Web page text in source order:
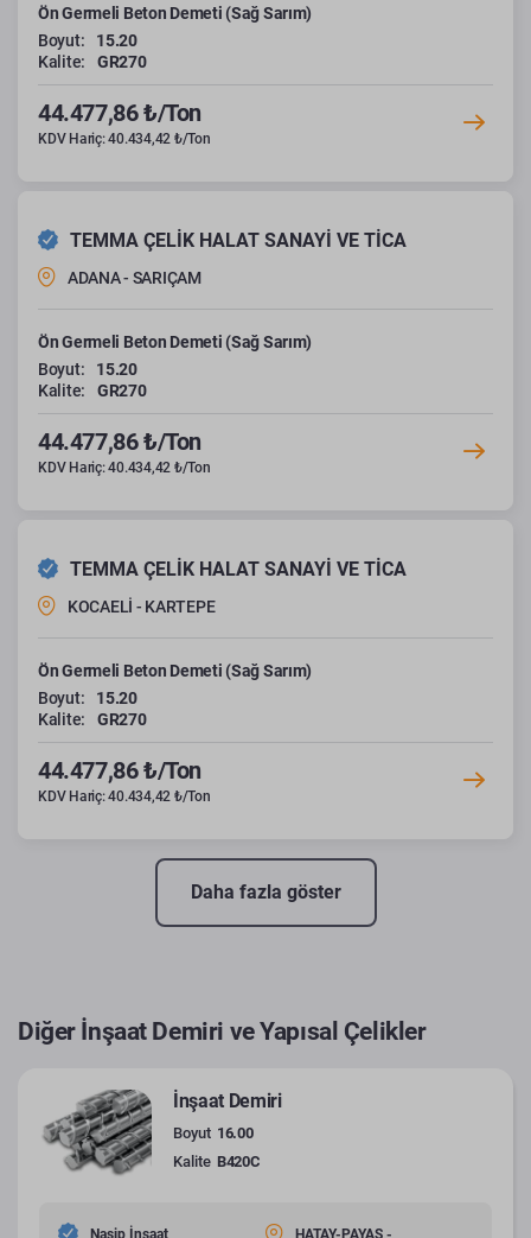
Ön Germeli Beton Demeti (Sağ Sarım)
Boyut:
15.20
Kalite:
GR270
44.477,86 ₺/Ton
KDV Hariç: 40.434,42 ₺/Ton
TEMMA ÇELİK HALAT SANAYİ VE TİCA
ADANA - SARIÇAM
Ön Germeli Beton Demeti (Sağ Sarım)
Boyut:
15.20
Kalite:
GR270
44.477,86 ₺/Ton
KDV Hariç: 40.434,42 ₺/Ton
TEMMA ÇELİK HALAT SANAYİ VE TİCA
KOCAELİ - KARTEPE
Ön Germeli Beton Demeti (Sağ Sarım)
Boyut:
15.20
Kalite:
GR270
44.477,86 ₺/Ton
KDV Hariç: 40.434,42 ₺/Ton
Daha fazla göster
Diğer İnşaat Demiri ve Yapısal Çelikler
İnşaat Demiri
Boyut 16.00
Kalite B420C
Nasip İnşaat HATAY-PAYAS -